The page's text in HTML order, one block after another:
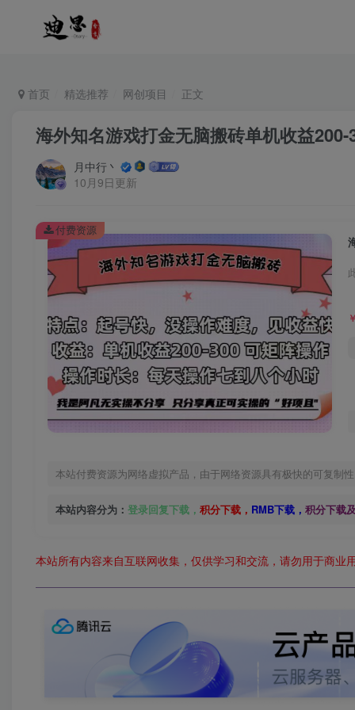
首页 精选推荐 网创项目 正文
海外知名游戏打金无脑搬砖单机收益
月中行丶
10月9日更新
本站付费资源为网络虚拟产品，由于网络资源具有极快的可复制
本站内容分为： 登录回复下载， 积分下载， RMB下载， 积分下载
付费资源
本站所有内容来自互联网收集，仅供学习和交流，请勿用于商